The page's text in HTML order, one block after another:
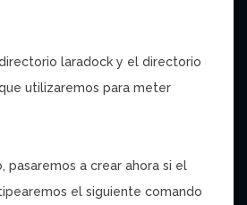
laradock y el directorio
utilizaremos para meter
pasaremos a crear ahora si el
el siguiente comando